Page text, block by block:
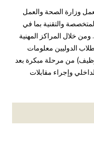
وزارة الصحة والعمل
والتقنية بما في
خلال المراكز المهنية
الدوليين معلومات
من مرحلة مبكرة بعد
وإجراء مقابلات